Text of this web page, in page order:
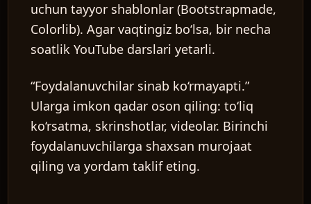
uchun tayyor shablonlar (Bootstrapmade,
Colorlib). Agar vaqtingiz bo‘lsa, bir necha
soatlik YouTube darslari yetarli.
“Foydalanuvchilar sinab ko‘rmayapti.”
Ularga imkon qadar oson qiling: to‘liq
ko‘rsatma, skrinshotlar, videolar. Birinchi
foydalanuvchilarga shaxsan murojaat
qiling va yordam taklif eting.